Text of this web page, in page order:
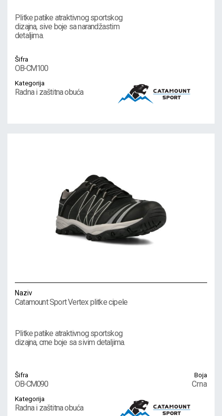
Plitke patike atraktivnog sportskog
dizajna, sive boje sa narandžastim
detaljima.
Šifra
OB-CM100
Kategorija
Radna i zaštitna obuća
Naziv
Catamount Sport Vertex plitke cipele
Plitke patike atraktivnog sportskog
dizajna, crne boje sa sivim detaljima.
Šifra
OB-CM090
Boja
Crna
Kategorija
Radna i zaštitna obuća